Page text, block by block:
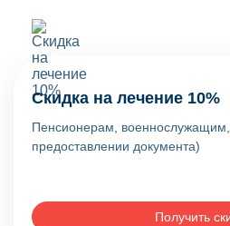
Скидка на лечение 10%
Пенсионерам,
предоставлении документа)
Получить